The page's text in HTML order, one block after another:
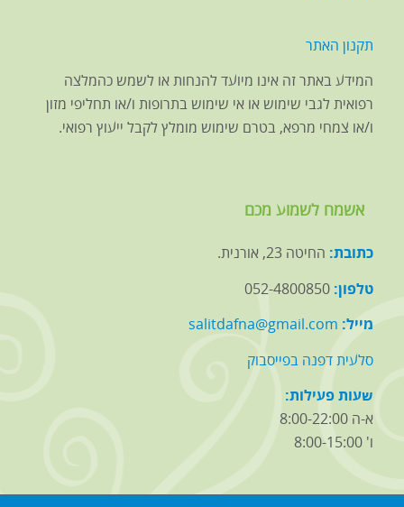
תקנון האתר
המידע באתר זה אינו מיועד להנחות או לשמש כהמלצה
רפואית לגבי שימוש או אי שימוש בתרופות ו/או תחליפי מזון
ו/או צמחי מרפא, בטרם שימוש מומלץ לקבל ייעוץ רפואי.
אשמח לשמוע מכם
כתובת: החיטה 23, אורנית.
טלפון: 052-4800850
מייל: salitdafna@gmail.com
סלעית דפנה בפייסבוק
שעות פעילות:
א-ה 8:00-22:00
ו' 8:00-15:00